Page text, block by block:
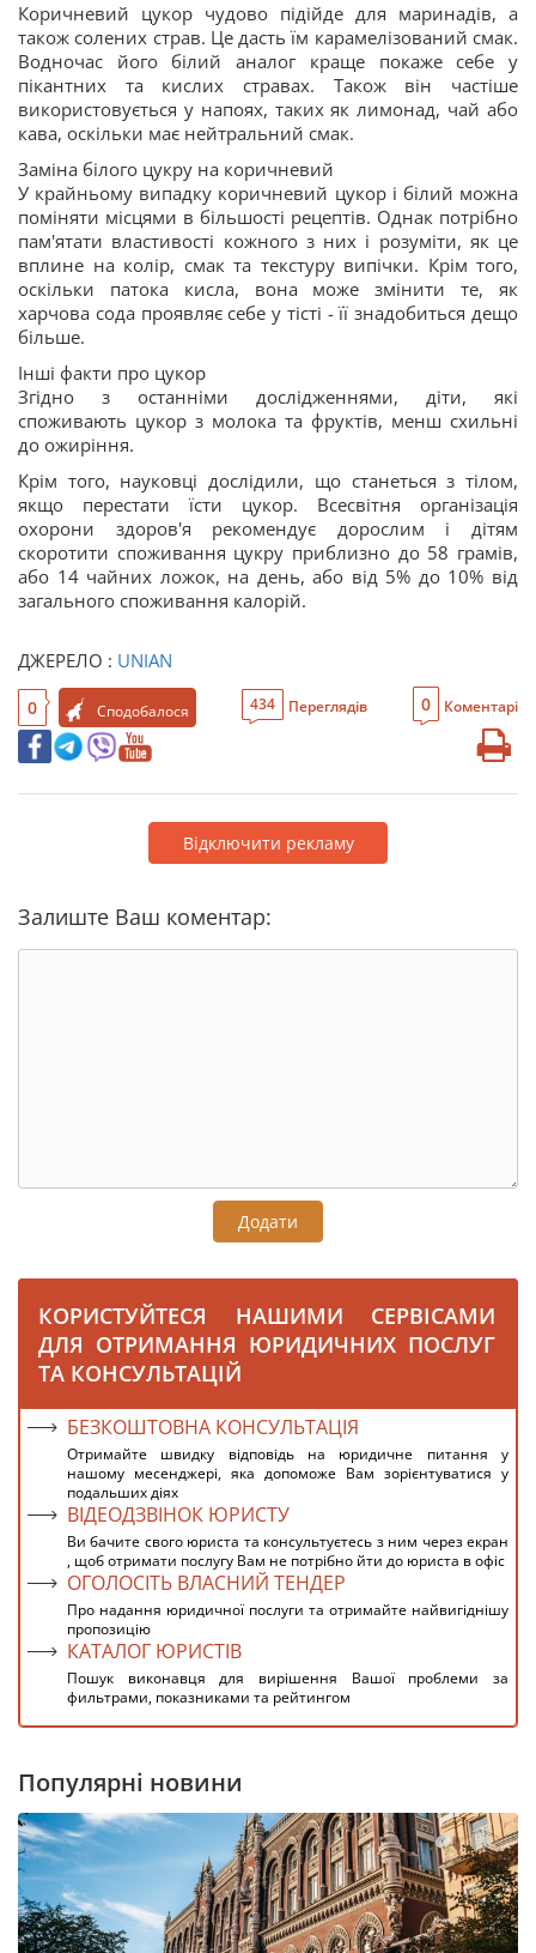
Коричневий цукор чудово підійде для маринадів, а
також солених страв. Це дасть їм карамелізований смак.
Водночас його білий аналог краще покаже себе у
пікантних та кислих стравах. Також він частіше
використовується у напоях, таких як лимонад, чай або
кава, оскільки має нейтральний смак.
Заміна білого цукру на коричневий
У крайньому випадку коричневий цукор і білий можна
поміняти місцями в більшості рецептів. Однак потрібно
пам'ятати властивості кожного з них і розуміти, як це
вплине на колір, смак та текстуру випічки. Крім того,
оскільки патока кисла, вона може змінити те, як
харчова сода проявляє себе у тісті - її знадобиться дещо
більше.
Інші факти про цукор
Згідно з останніми дослідженнями, діти, які
споживають цукор з молока та фруктів, менш схильні
до ожиріння.
Крім того, науковці дослідили, що станеться з тілом,
якщо перестати їсти цукор. Всесвітня організація
охорони здоров'я рекомендує дорослим і дітям
скоротити споживання цукру приблизно до 58 грамів,
або 14 чайних ложок, на день, або від 5% до 10% від
загального споживання калорій.
ДЖЕРЕЛО : UNIAN
0 Сподобалося 434 Переглядів 0 Коментарі
Відключити рекламу
Залиште Ваш коментар:
Додати
КОРИСТУЙТЕСЯ НАШИМИ СЕРВІСАМИ
ДЛЯ ОТРИМАННЯ ЮРИДИЧНИХ ПОСЛУГ
ТА КОНСУЛЬТАЦІЙ
БЕЗКОШТОВНА КОНСУЛЬТАЦІЯ
Отримайте швидку відповідь на юридичне питання у
нашому месенджері, яка допоможе Вам зорієнтуватися у
подальших діях
ВІДЕОДЗВІНОК ЮРИСТУ
Ви бачите свого юриста та консультуєтесь з ним через екран
, щоб отримати послугу Вам не потрібно йти до юриста в офіс
ОГОЛОСІТЬ ВЛАСНИЙ ТЕНДЕР
Про надання юридичної послуги та отримайте найвигіднішу
пропозицію
КАТАЛОГ ЮРИСТІВ
Пошук виконавця для вирішення Вашої проблеми за
фильтрами, показниками та рейтингом
Популярні новини